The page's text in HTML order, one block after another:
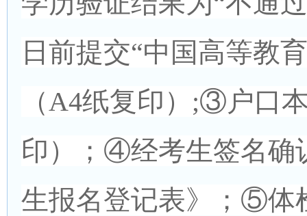
日前提交“中国高等教
（A4纸复印）;③户口
印）；④经考生签名确
生报名登记表》；⑤体